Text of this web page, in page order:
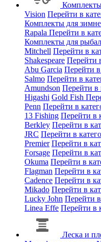
Vision Перейти в
Комплекты для
Rapala Перейти в
Комплекты для
Mitchell Перейти в
Shakespeare Перейти
Abu Garcia Перейти
Salmo Перейти в
Amundson Перейти в
Higashi Gold Fish
Penn Перейти в
13 Fishing Перейти в
Berkley Перейти в
JRC Перейти в
Premier Перейти в
Forsage Перейти в
Okuma Перейти в
Flagman Перейти в
Cadence Перейти в
Mikado Перейти в
Lucky John Перейти
Linea Effe Перейти в
Леска и